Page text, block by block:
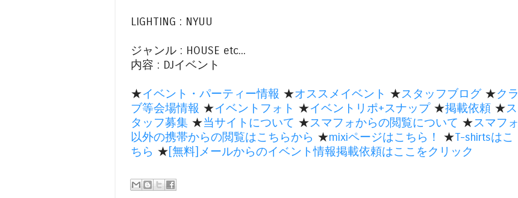
LIGHTING : NYUU
ジャンル : HOUSE etc...
内容 : DJイベント
★イベント・パーティー情報 ★オススメイベント ★スタッフブログ ★クラ
ブ等会場情報 ★イベントフォト ★イベントリポ+スナップ★掲載依頼 ★ス
タッフ募集 ★当サイトについて ★スマフォからの閲覧について ★スマフォ
以外の携帯からの閲覧はこちらから ★mixiページはこちら！ ★T-shirtsはこ
ちら ★[無料]メールからのイベント情報掲載依頼はここをクリック